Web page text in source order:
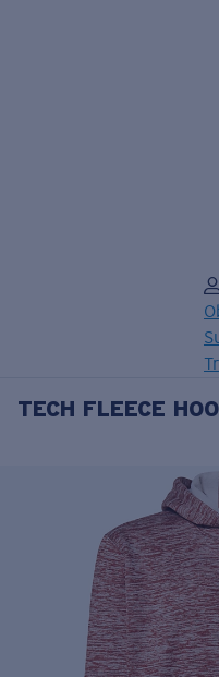
OBJECTIF MIS À
Prix :
TECH FLEECE